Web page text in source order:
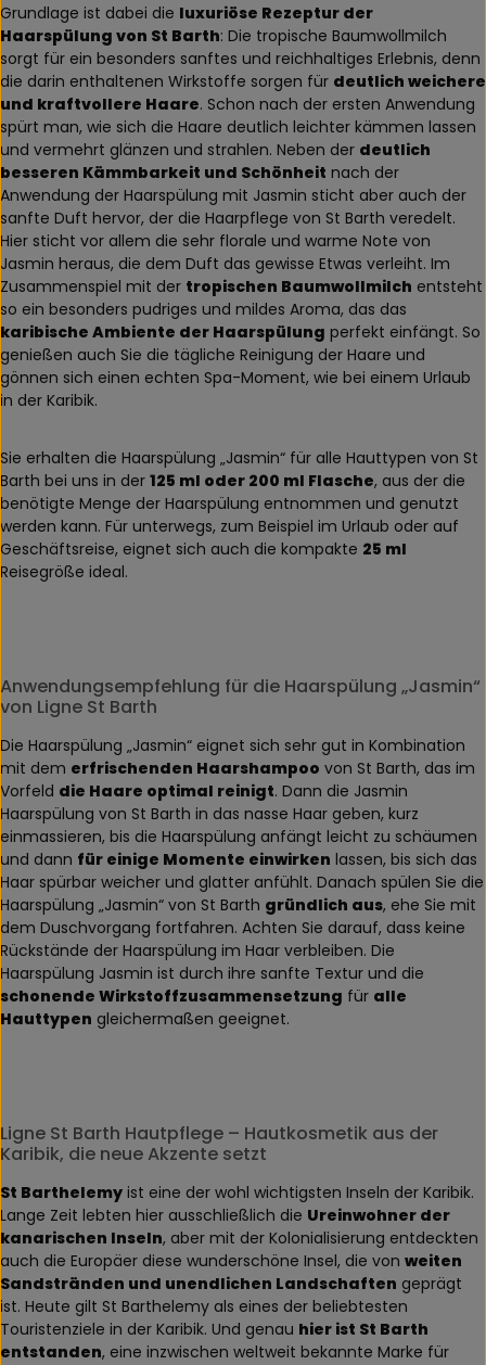
Grundlage ist dabei die luxuriöse Rezeptur der
Haarspülung von St Barth: Die tropische Baumwollmilch
sorgt für ein besonders sanftes und reichhaltiges Erlebnis, denn
die darin enthaltenen Wirkstoffe sorgen für deutlich weichere
und kraftvollere Haare. Schon nach der ersten Anwendung
spürt man, wie sich die Haare deutlich leichter kämmen lassen
und vermehrt glänzen und strahlen. Neben der deutlich
besseren Kämmbarkeit und Schönheit nach der
Anwendung der Haarspülung mit Jasmin sticht aber auch der
sanfte Duft hervor, der die Haarpflege von St Barth veredelt.
Hier sticht vor allem die sehr florale und warme Note von
Jasmin heraus, die dem Duft das gewisse Etwas verleiht. Im
Zusammenspiel mit der tropischen Baumwollmilch entsteht
so ein besonders pudriges und mildes Aroma, das das
karibische Ambiente der Haarspülung perfekt einfängt. So
genießen auch Sie die tägliche Reinigung der Haare und
gönnen sich einen echten Spa-Moment, wie bei einem Urlaub
in der Karibik.
Sie erhalten die Haarspülung „Jasmin“ für alle Hauttypen von St
Barth bei uns in der 125 ml oder 200 ml Flasche, aus der die
benötigte Menge der Haarspülung entnommen und genutzt
werden kann. Für unterwegs, zum Beispiel im Urlaub oder auf
Geschäftsreise, eignet sich auch die kompakte 25 ml
Reisegröße ideal.
Anwendungsempfehlung für die Haarspülung „Jasmin“
von Ligne St Barth
Die Haarspülung „Jasmin“ eignet sich sehr gut in Kombination
mit dem erfrischenden Haarshampoo von St Barth, das im
Vorfeld die Haare optimal reinigt. Dann die Jasmin
Haarspülung von St Barth in das nasse Haar geben, kurz
einmassieren, bis die Haarspülung anfängt leicht zu schäumen
und dann für einige Momente einwirken lassen, bis sich das
Haar spürbar weicher und glatter anfühlt. Danach spülen Sie die
Haarspülung „Jasmin“ von St Barth gründlich aus, ehe Sie mit
dem Duschvorgang fortfahren. Achten Sie darauf, dass keine
Rückstände der Haarspülung im Haar verbleiben. Die
Haarspülung Jasmin ist durch ihre sanfte Textur und die
schonende Wirkstoffzusammensetzung für alle
Hauttypen gleichermaßen geeignet.
Ligne St Barth Hautpflege – Hautkosmetik aus der
Karibik, die neue Akzente setzt
St Barthelemy ist eine der wohl wichtigsten Inseln der Karibik.
Lange Zeit lebten hier ausschließlich die Ureinwohner der
kanarischen Inseln, aber mit der Kolonialisierung entdeckten
auch die Europäer diese wunderschöne Insel, die von weiten
Sandstränden und unendlichen Landschaften geprägt
ist. Heute gilt St Barthelemy als eines der beliebtesten
Touristenziele in der Karibik. Und genau hier ist St Barth
entstanden, eine inzwischen weltweit bekannte Marke für